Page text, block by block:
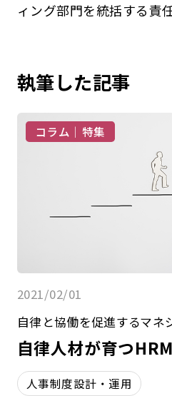
ィング部門を統括する責
執筆した記事
コラム｜特集
2021/02/01
自律と協働を促進するマネ
自律人材が育つ
人事制度設計・運用